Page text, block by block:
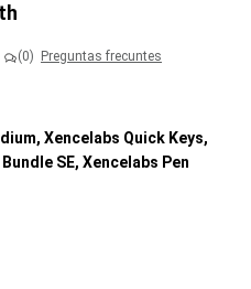
(0) Preguntas frecuntes
Xencelabs Quick Keys,
SE, Xencelabs Pen